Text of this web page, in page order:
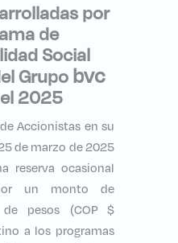
por
de
Social
Grupobvc
2025
Accionistas en su
de marzo de 2025
reserva ocasional
un monto de
pesos (COP $
a los programas